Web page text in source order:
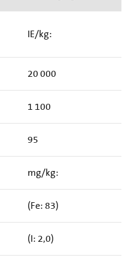
IE/kg:
20 000
1 100
95
mg/kg:
(Fe: 83)
(I: 2,0)